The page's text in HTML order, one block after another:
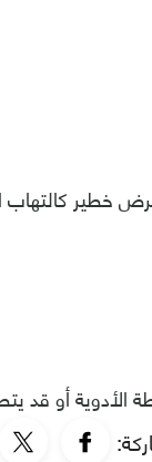
خطير كالتهاب
الأدوية أو قد